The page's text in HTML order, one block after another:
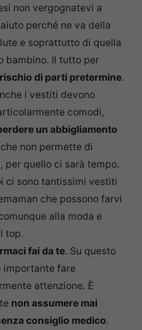
non vergognatevi a
perché ne va della
e soprattutto di quella
bambino. Il tutto per
di parti pretermine.
i vestiti devono
comodi,
un abbigliamento
non permette di
per quello ci sarà tempo.
ci sono tantissimi vestiti
che possono farvi
alla moda e
top.
fai da te. Su questo
importante fare
attenzione. È
non assumere mai
consiglio medico.